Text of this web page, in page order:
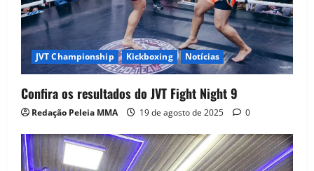
JVT Championship Kickboxing Notícias
Confira os resultados do JVT Fight Night 9
Redação Peleia MMA 19 de agosto de 2025 0